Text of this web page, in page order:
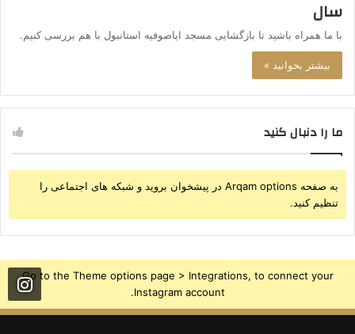
سال
با ما همراه باشید تا بازگشایی مسجد ایاصوفیه استانبول با هم بررسی کنیم.
بیشتر بخوانید »
ما را دنبال کنید
به صفحه Arqam options در پیشخوان بروید و شبکه های اجتماعی را
تنظیم کنید.
Go to the Theme options page > Integrations, to connect your
Instagram account.